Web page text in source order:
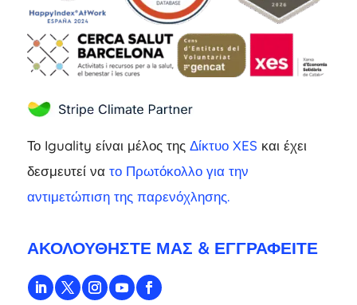
Το Iguality είναι μέλος της Δίκτυο XES και έχει
δεσμευτεί να το Πρωτόκολλο για την
αντιμετώπιση της παρενόχλησης.
ΑΚΟΛΟΥΘΉΣΤΕ ΜΑΣ & ΕΓΓΡΑΦΕΊΤΕ